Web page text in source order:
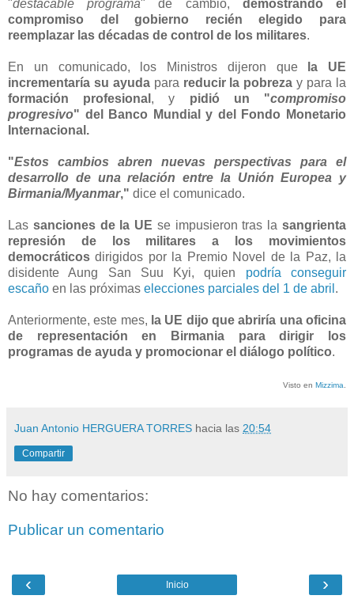
"destacable programa" de cambio, demostrando el
compromiso del gobierno recién elegido para
reemplazar las décadas de control de los militares.
En un comunicado, los Ministros dijeron que
la UE
incrementaría su ayudapara reducir la pobreza y para la
formación profesional , y pidió un "compromiso
progresivo" del Banco Mundial y del Fondo Monetario
Internacional.
"Estos cambios abren nuevas perspectivas para el
desarrollo de una relación entre la Unión Europea y
Birmania/Myanmar," dice el comunicado.
Las sanciones de la UE se impusieron tras lasangrienta
represión de los militares a los movimientos
democráticos dirigidos por la Premio Novel de la Paz, la
disidente Aung San Suu Kyi, quien podría conseguir
escaño en las próximas elecciones parciales del 1 de abril .
Anteriormente, este mes, la UE dijo que abriría una oficina
de representación en Birmania para dirigir los
programas de ayuda y promocionar el diálogo político.
Visto en Mizzima
Juan Antonio HERGUERA TORRES hacia las 20:54
Compartir
No hay comentarios:
Publicar un comentario
‹ ›
Inicio